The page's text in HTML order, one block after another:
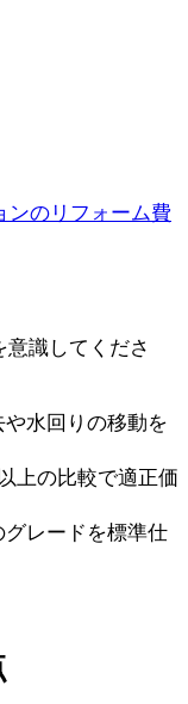
ンのリフォーム費
識してくださ
や水回りの移動を
上の比較で適正価
グレードを標準仕